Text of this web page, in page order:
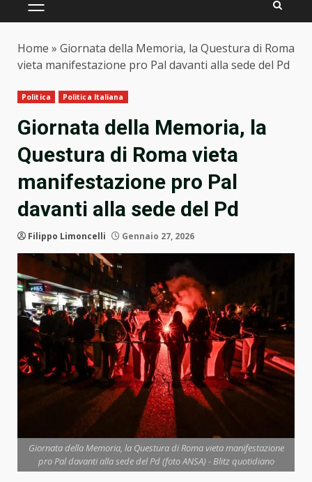
PRIMARY
Home » Giornata della Memoria, la Questura di Roma
vieta manifestazione pro Pal davanti alla sede del Pd
Politica Politica Italiana
Giornata della Memoria, la
Questura di Roma vieta
manifestazione pro Pal
davanti alla sede del Pd
Filippo Limoncelli Gennaio 27, 2026
Giornata della Memoria, la Questura di Roma vieta manifestazione
pro Pal davanti alla sede del Pd (foto ANSA) - Blitz quotidiano